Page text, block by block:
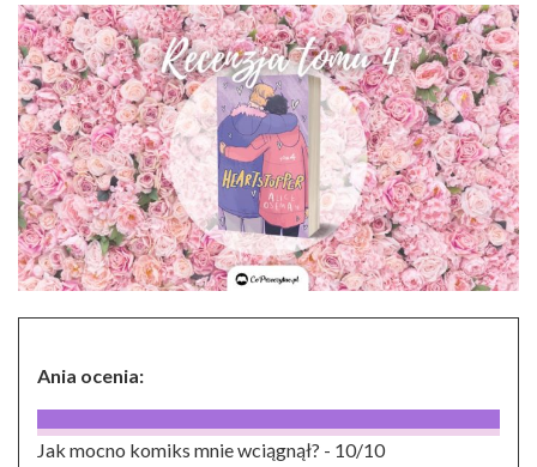
Ania ocenia:
Jak mocno komiks mnie wciągnął? - 10/10